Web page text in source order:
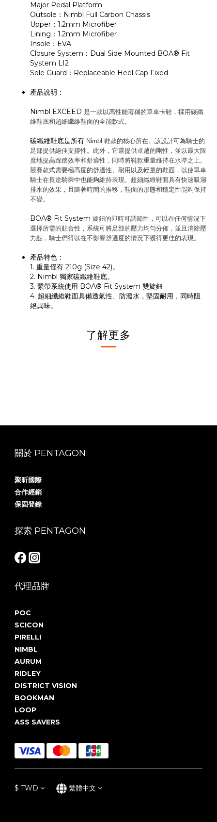
Major Pedal Platform
Outsole：Nimbl Full Carbon Chassis
Upper：1.2mm Microfiber
Lining：1.2mm Microfiber
Insole：EVA
Closure System：Dual Side Mounted BOA® Fit
System LI2
Sole Guard：Replaceable Heel Cap Fixed
產品說明：
Nimbl EXCEED 是一款以高性能著稱的單車卡鞋，採用碳纖
維鞋底和超細纖維鞋面的全能款式。
碳纖維鞋底是所有 Nimbl 鞋款的核心所在。該設計可為騎士的
足部提供絕佳支撐性。此外，它還提供卓越的剛性，並以最大限
度地提高踩踏效率和舒適性，同時將鞋款重量維持在水準之上。
競賽款式需要極高度的舒適性、耐用以及輕量的鞋面，以使單車
騎士在長途騎乘中也能夠維持表現。超細纖維鞋面具有快速吸濕
排水的效果，且隨著時間的推移，鞋面的形態和穩定性能夠保持
不變。
BOA® Fit System 旋鈕的即時可調節性，可以在任何情況下
選擇所需的貼合性，系統可將足部的壓力均勻分佈，並且消除壓
力點，騎士們得以在不影響舒適度的情況下獲得更佳的表現。
產品特色：
1. 重量僅有 210g (Size 42)。
2. Nimbl 獨家碳纖維鞋底。
3. 繫帶系統使用 BOA® Fit System 雙旋鈕
4. 超細纖維鞋面具備透氣性、防潑水，堅固耐用，同時阻
絕異味。
了解更多
關於 PENTAGON
聚昕國際
合作經銷
保固登錄
探索 PENTAGON
代理品牌
POC
SCICON
PIRELLI
NIMBL
AURUM
RIDLEY
DISTRICT VISION
BOOKMAN
LOOP
ASS SAVERS
$ TWD 繁體中文